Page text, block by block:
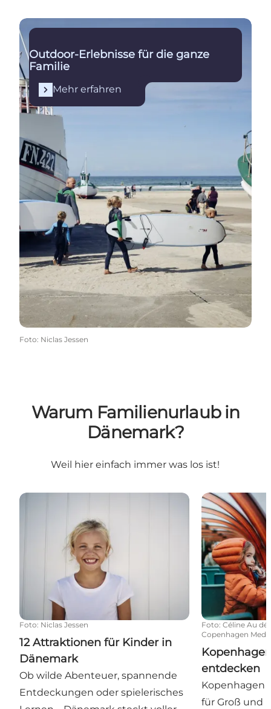
Mehr erfahren
Outdoor-Erlebnisse für die ganze
Familie
Mehr erfahren
Foto: Niclas Jessen
Warum Familienurlaub in
Dänemark?
Weil hier einfach immer was los ist!
12 Attraktionen für Kinder in Dänemark
Foto: Niclas Jessen
12 Attraktionen für Kinder in
Dänemark
Ob wilde Abenteuer, spannende
Entdeckungen oder spielerisches
Kopenhagen
Foto: Céline Au
Copenhagen
entdecken
Kopenhagen
für Groß und